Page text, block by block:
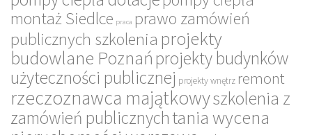
montaż Siedlce praca prawo zamówień
publicznych szkolenia projekty
budowlane Poznańprojekty budynków
użyteczności publicznej projekty wnętrz remont
rzeczoznawca majątkowyszkolenia z
zamówień publicznychtania wycena